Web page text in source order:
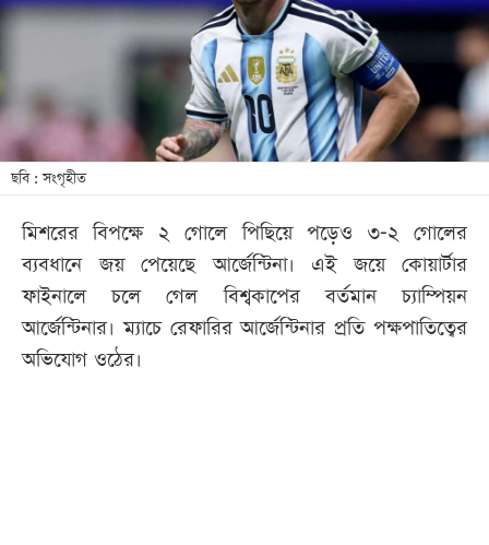
খেলা
লাইফ
স্টাইল
শিক্ষা
বিভাগ
ছবি
ছবি : সংগৃহীত
মিশরের বিপক্ষে ২ গোলে পিছিয়ে পড়েও ৩-২ গোলের
ব্যবধানে জয় পেয়েছে আর্জেন্টিনা। এই জয়ে কোয়ার্টার
ফাইনালে চলে গেল বিশ্বকাপের বর্তমান চ্যাম্পিয়ন
আর্জেন্টিনার। ম্যাচে রেফারির আর্জেন্টিনার প্রতি পক্ষপাতিত্বের
অভিযোগ ওঠের।